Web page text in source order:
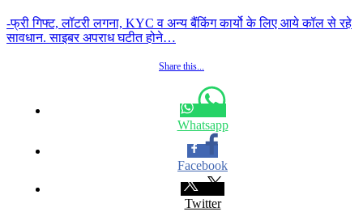
-फ्री गिफ्ट, लॉटरी लगना, KYC व अन्य बैंकिंग कार्यो के लिए आये कॉल से रहे
सावधान. साइबर अपराध घटीत होने…
Share this...
Whatsapp
Facebook
Twitter